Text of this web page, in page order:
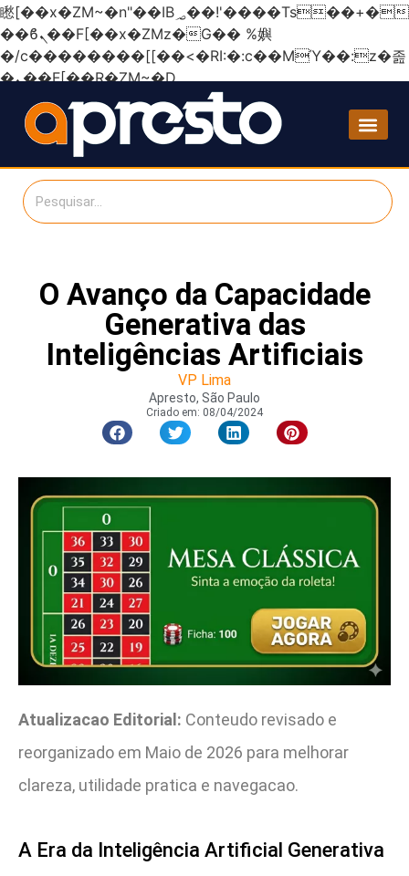
矁[��x�ZM~�n"��IB؃��!'����Тѕ��+��(m��IK�ʭ�/|
��ϐܢ��F[��x�ZMz�G�� %嬩
�/c��������[[��<�RI:�:c��MΎ��:z�졾
�ܢ��F[��R�ZM~�D
O Avanço da Capacidade
Generativa das
Inteligências Artificiais
VP Lima
Apresto, São Paulo
Criado em: 08/04/2024
Atualizacao Editorial: Conteudo revisado e
reorganizado em Maio de 2026 para melhorar
clareza, utilidade pratica e navegacao.
A Era da Inteligência Artificial Generativa